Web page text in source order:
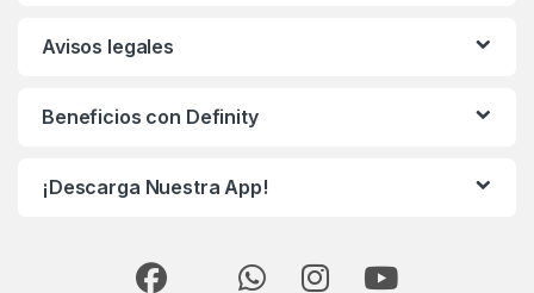
Avisos legales
Beneficios con Definity
¡Descarga Nuestra App!